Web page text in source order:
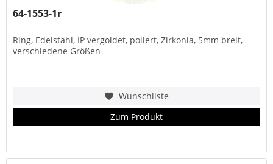
64-1553-1r
Ring, Edelstahl, IP vergoldet, poliert, Zirkonia, 5mm breit,
verschiedene Größen
Wunschliste
Zum Produkt